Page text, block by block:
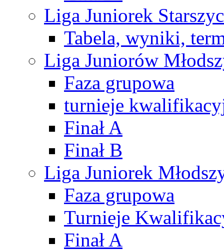
Liga Juniorek
Tabela, wyniki,
Liga Juniorów
Faza grupowa
turnieje
Finał A
Finał B
Liga Juniorek
Faza grupowa
Turnieje
Finał A